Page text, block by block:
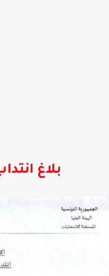
بلاغ انتداب 151 أعوان سياقة